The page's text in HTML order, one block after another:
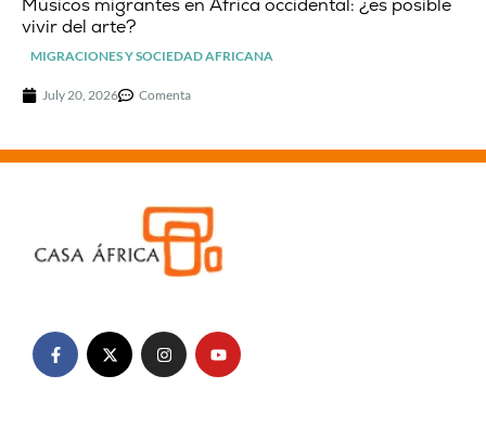
Músicos migrantes en África occidental: ¿es posible
vivir del arte?
MIGRACIONES Y SOCIEDAD AFRICANA
July 20, 2026 Comenta